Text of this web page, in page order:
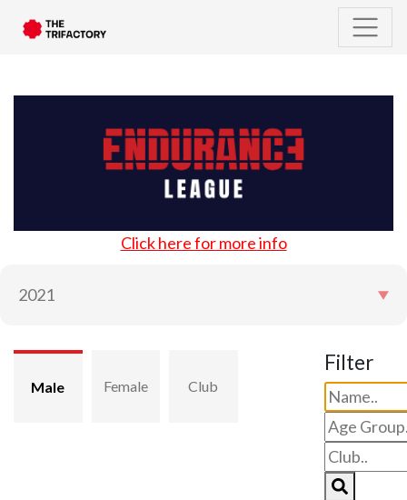
Click here for more info
Male Female Club
Filter